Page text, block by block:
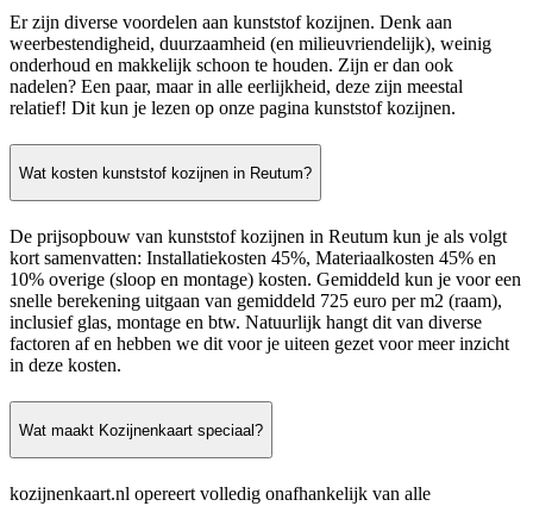
Er zijn diverse voordelen aan kunststof kozijnen. Denk aan
weerbestendigheid, duurzaamheid (en milieuvriendelijk), weinig
onderhoud en makkelijk schoon te houden. Zijn er dan ook
nadelen? Een paar, maar in alle eerlijkheid, deze zijn meestal
relatief! Dit kun je lezen op onze pagina kunststof kozijnen.
Wat kosten kunststof kozijnen in Reutum?
De prijsopbouw van kunststof kozijnen in Reutum kun je als volgt
kort samenvatten: Installatiekosten 45%, Materiaalkosten 45% en
10% overige (sloop en montage) kosten. Gemiddeld kun je voor een
snelle berekening uitgaan van gemiddeld 725 euro per m2 (raam),
inclusief glas, montage en btw. Natuurlijk hangt dit van diverse
factoren af en hebben we dit voor je uiteen gezet voor meer inzicht
in deze kosten.
Wat maakt Kozijnenkaart speciaal?
kozijnenkaart.nl opereert volledig onafhankelijk van alle